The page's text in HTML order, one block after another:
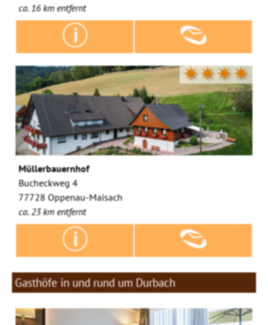
ca. 16 km entfernt
✷✷✷✷
Müllerbauernhof
Bucheckweg 4
77728 Oppenau-Maisach
ca. 23 km entfernt
Gasthöfe in und rund um Durbach